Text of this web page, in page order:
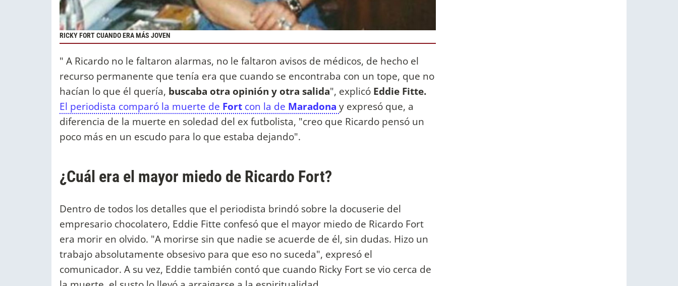
RICKY FORT CUANDO ERA MÁS JOVEN
" A Ricardo no le faltaron alarmas, no le faltaron avisos de médicos, de hecho el
recurso permanente que tenía era que cuando se encontraba con un tope, que no
hacían lo que él quería, buscaba otra opinión y otra salida", explicó Eddie Fitte.
El periodista comparó la muerte de Fort con la de Maradona y expresó que, a
diferencia de la muerte en soledad del ex futbolista, "creo que Ricardo pensó un
poco más en un escudo para lo que estaba dejando".
¿Cuál era el mayor miedo de Ricardo Fort?
Dentro de todos los detalles que el periodista brindó sobre la docuserie del
empresario chocolatero, Eddie Fitte confesó que el mayor miedo de Ricardo Fort
era morir en olvido. "A morirse sin que nadie se acuerde de él, sin dudas. Hizo un
trabajo absolutamente obsesivo para que eso no suceda", expresó el
comunicador. A su vez, Eddie también contó que cuando Ricky Fort se vio cerca de